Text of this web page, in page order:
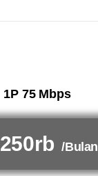
1P 75 Mbps
250rb /Bulan